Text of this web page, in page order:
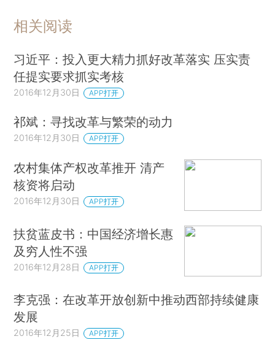
相关阅读
习近平：投入更大精力抓好改革落实 压实责
任提实要求抓实考核
2016年12月30日 APP打开
祁斌：寻找改革与繁荣的动力
2016年12月30日 APP打开
农村集体产权改革推开 清产
核资将启动
2016年12月30日 APP打开
扶贫蓝皮书：中国经济增长惠
及穷人性不强
2016年12月28日 APP打开
李克强：在改革开放创新中推动西部持续健康
发展
2016年12月25日 APP打开